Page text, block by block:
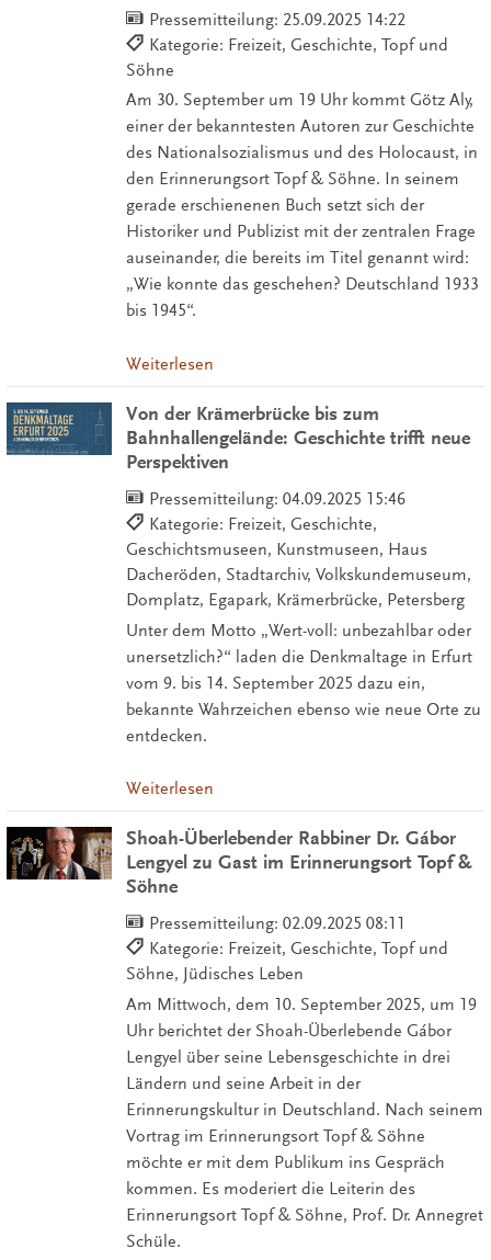
Pressemitteilung: 25.09.2025 14:22
Kategorie: Freizeit, Geschichte, Topf und
Söhne
Am 30. September um 19 Uhr kommt Götz Aly,
einer der bekanntesten Autoren zur Geschichte
des Nationalsozialismus und des Holocaust, in
den Erinnerungsort Topf & Söhne. In seinem
gerade erschienenen Buch setzt sich der
Historiker und Publizist mit der zentralen Frage
auseinander, die bereits im Titel genannt wird:
„Wie konnte das geschehen? Deutschland 1933
bis 1945“.
Weiterlesen
Von der Krämerbrücke bis zum
Bahnhallengelände: Geschichte trifft neue
Perspektiven
Pressemitteilung: 04.09.2025 15:46
Kategorie: Freizeit, Geschichte,
Geschichtsmuseen, Kunstmuseen, Haus
Dacheröden, Stadtarchiv, Volkskundemuseum,
Domplatz, Egapark, Krämerbrücke, Petersberg
Unter dem Motto „Wert-voll: unbezahlbar oder
unersetzlich?“ laden die Denkmaltage in Erfurt
vom 9. bis 14. September 2025 dazu ein,
bekannte Wahrzeichen ebenso wie neue Orte zu
entdecken.
Weiterlesen
Shoah-Überlebender Rabbiner Dr. Gábor
Lengyel zu Gast im Erinnerungsort Topf &
Söhne
Pressemitteilung: 02.09.2025 08:11
Kategorie: Freizeit, Geschichte, Topf und
Söhne, Jüdisches Leben
Am Mittwoch, dem 10. September 2025, um 19
Uhr berichtet der Shoah-Überlebende Gábor
Lengyel über seine Lebensgeschichte in drei
Ländern und seine Arbeit in der
Erinnerungskultur in Deutschland. Nach seinem
Vortrag im Erinnerungsort Topf & Söhne
möchte er mit dem Publikum ins Gespräch
kommen. Es moderiert die Leiterin des
Erinnerungsort Topf & Söhne, Prof. Dr. Annegret
Schüle.